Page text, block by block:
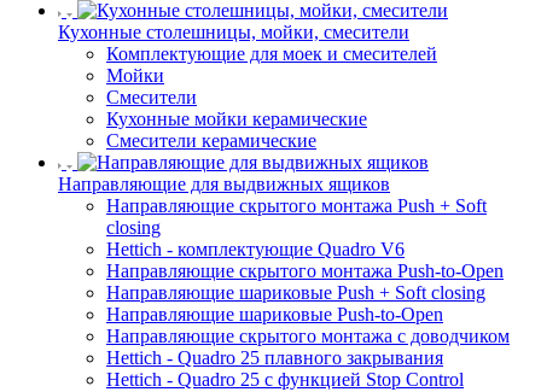
Кухонные столешницы, мойки, смесители
Комплектующие для моек и смесителей
Мойки
Смесители
Кухонные мойки керамические
Смесители керамические
Направляющие для выдвижных ящиков
Направляющие скрытого монтажа Push + Soft
closing
Hettich - комплектующие Quadro V6
Направляющие скрытого монтажа Push-to-Open
Направляющие шариковые Push + Soft closing
Направляющие шариковые Push-to-Open
Направляющие скрытого монтажа с доводчиком
Hettich - Quadro 25 плавного закрывания
Hettich - Quadro 25 с функцией Stop Control